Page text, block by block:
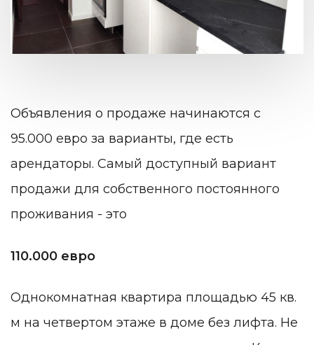
Объявления о продаже начинаются с
95.000 евро за варианты, где есть
арендаторы. Самый доступный вариант
продажи для собственного постоянного
проживания - это
110.000 евро
Однокомнатная квартира площадью 45 кв.
м на четвертом этаже в доме без лифта. Не